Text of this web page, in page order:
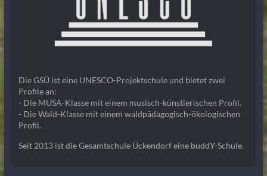
Die GSÜ ist eine UNESCO-Projektschule und bietet zwei
Profile an:
- Die MUSA-Klasse mit einem musisch-künstlerischen Profil.
- Die Wald-Klasse mit einem waldpädagogisch-ökologischen
Profil.
Seit 2013 ist die Gesamtschule Ückendorf eine buddY-Schule.